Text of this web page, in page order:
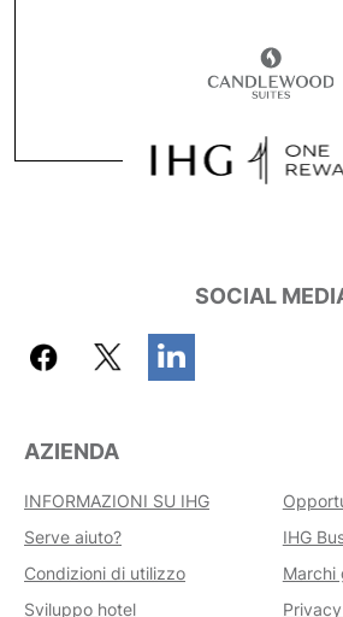
SOCIAL
AZIENDA
INFORMAZIONI SU IHG
Serve aiuto?
IHG
Condizioni di utilizzo
Marchi
Sviluppo hotel